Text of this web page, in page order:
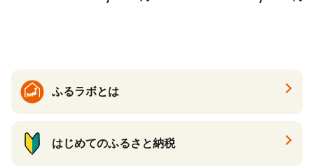
ふるラボとは
はじめてのふるさと納税